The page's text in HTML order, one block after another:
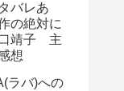
バレあ
の絶対に
靖子 主
想
ラバ)への